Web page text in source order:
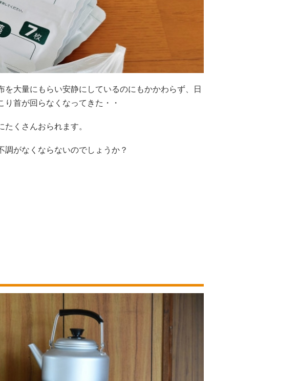
大量にもらい安静にしているのにもかかわらず、日
首が回らなくなってきた・・
くさんおられます。
がなくならないのでしょうか？